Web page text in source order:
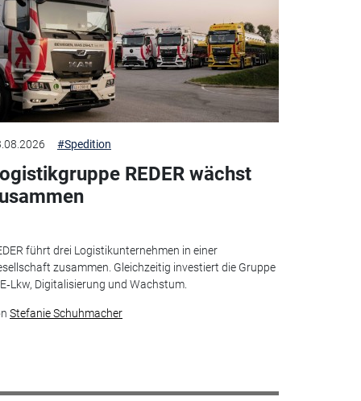
#Spedition
REDER wächst
führt drei Logistikunternehmen in einer
zusammen. Gleichzeitig investiert die Gruppe
Digitalisierung und Wachstum.
Stefanie Schuhmacher